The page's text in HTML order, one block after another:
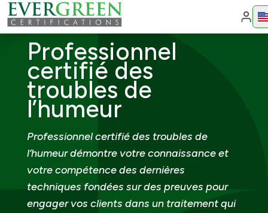
Professionnel
certifié des
troubles de
l’humeur
Professionnel certifié des troubles de
l’humeur démontre votre connaissance et
votre compétence des dernières
techniques fondées sur des preuves pour
engager vos clients dans un traitement qui